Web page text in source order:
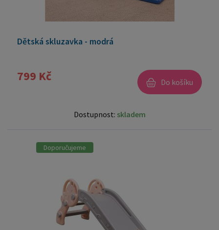
Dětská skluzavka - modrá
799 Kč Do košíku
Dostupnost: skladem
Doporučujeme